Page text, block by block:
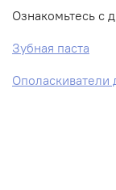
Ознакомьтесь с
Зубная паста
Ополаскиватели